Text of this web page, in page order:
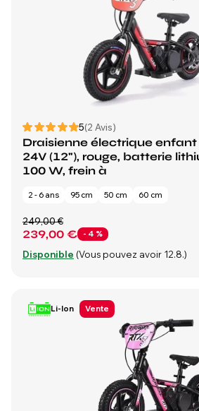
5(2 Avis)
Draisienne électrique enfant
24V (12"), rouge, batterie
100 W, frein à
2 - 6 ans 95 cm 50 cm 60 cm
239,00 € - 4 %
249,00 €
Disponible (Vous pouvez avoir 12.8.)
Li-Ion Vente